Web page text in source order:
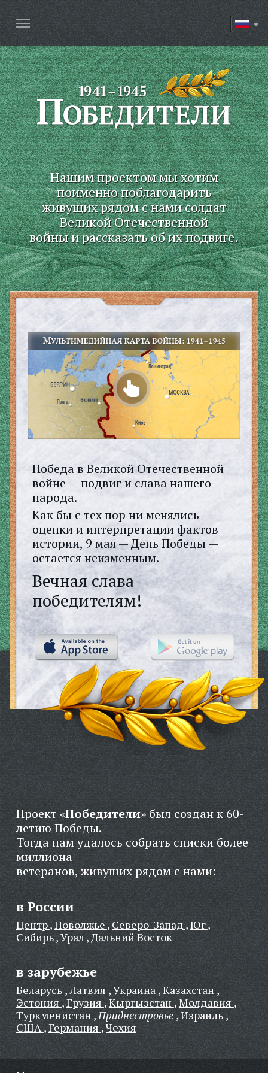
Нашим проектом мы хотим
поименно поблагодарить
живущих рядом с нами солдат
Великой Отечественной
войны и рассказать об их подвиге.
Победа в Великой Отечественной
войне — подвиг и слава нашего
народа.
Как бы с тех пор ни менялись
оценки и интерпретации фактов
истории, 9 мая — День Победы —
остается неизменным.
Вечная слава
победителям!
Проект «Победители» был создан к 60-
летию Победы.
Тогда нам удалось собрать списки более
миллиона
ветеранов, живущих рядом с нами:
в России
Центр,Поволжье, Северо-Запад ,Юг,
Сибирь,Урал,Дальний Восток
в зарубежье
Беларусь ,Латвия,Украина ,Казахстан ,
Эстония,Грузия ,Кыргызстан,Молдавия ,
Туркменистан,Приднестровье,Израиль,
США,Германия,Чехия